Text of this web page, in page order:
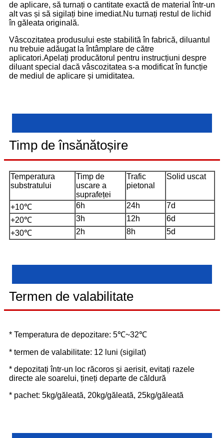
de aplicare, să turnați o cantitate exactă de material într-un
alt vas și să sigilați bine imediat.Nu turnați restul de lichid
în găleata originală.
Vâscozitatea produsului este stabilită în fabrică, diluantul
nu trebuie adăugat la întâmplare de către
aplicatori.Apelați producătorul pentru instrucțiuni despre
diluant special dacă vâscozitatea s-a modificat în funcție
de mediul de aplicare și umiditatea.
Timp de însănătoșire
Temperatura
substratului
Timp de
uscare a
suprafeței
Trafic
pietonal
Solid uscat
+10℃ 6h 24h
7d
+20℃
3h 12h
6d
+30℃
2h 8h 5d
Termen de valabilitate
* Temperatura de depozitare: 5℃~32℃
* termen de valabilitate: 12 luni (sigilat)
* depozitați într-un loc răcoros și aerisit, evitați razele
directe ale soarelui, țineți departe de căldură
* pachet: 5kg/găleată, 20kg/găleată, 25kg/găleată